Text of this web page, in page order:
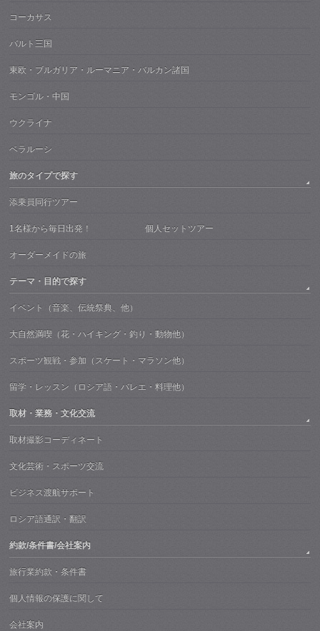
コーカサス
バルト三国
東欧・ブルガリア・ルーマニア・バルカン諸国
モンゴル・中国
ウクライナ
ベラルーシ
旅のタイプで探す
添乗員同行ツアー
1名様から毎日出発！ 個人セットツアー
オーダーメイドの旅
テーマ・目的で探す
イベント（音楽、伝統祭典、他）
大自然満喫（花・ハイキング・釣り・動物他）
スポーツ観戦・参加（スケート・マラソン他）
留学・レッスン（ロシア語・バレエ・料理他）
取材・業務・文化交流
取材撮影コーディネート
文化芸術・スポーツ交流
ビジネス渡航サポート
ロシア語通訳・翻訳
約款/条件書/会社案内
旅行業約款・条件書
個人情報の保護に関して
会社案内